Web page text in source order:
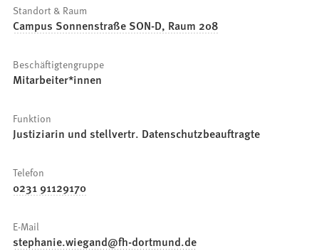
Standort & Raum
Campus Sonnenstraße SON-D, Raum 208
Beschäftigtengruppe
Mitarbeiter*innen
Funktion
Justiziarin und stellvertr. Datenschutzbeauftragte
Telefon
0231 91129170
E-Mail
stephanie.wiegand fh-dortmund de